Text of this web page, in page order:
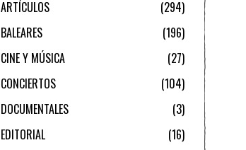
ARTÍCULOS
294
BALEARES
196
CINE Y MÚSICA
27
CONCIERTOS
104
DOCUMENTALES
3
EDITORIAL
16